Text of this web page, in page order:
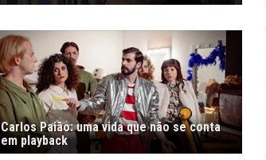
Carlos Paião: uma vida que não se conta
em playback